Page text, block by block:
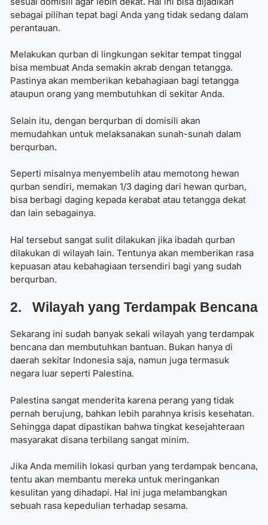
sebagai pilihan tepat bagi Anda yang tidak sedang dalam
perantauan.
Melakukan qurban di lingkungan sekitar tempat tinggal
bisa membuat Anda semakin akrab dengan tetangga.
Pastinya akan memberikan kebahagiaan bagi tetangga
ataupun orang yang membutuhkan di sekitar Anda.
Selain itu, dengan berqurban di domisili akan
memudahkan untuk melaksanakan sunah-sunah dalam
berqurban.
Seperti misalnya menyembelih atau memotong hewan
qurban sendiri, memakan 1/3 daging dari hewan qurban,
bisa berbagi daging kepada kerabat atau tetangga dekat
dan lain sebagainya.
Hal tersebut sangat sulit dilakukan jika ibadah qurban
dilakukan di wilayah lain. Tentunya akan memberikan rasa
kepuasan atau kebahagiaan tersendiri bagi yang sudah
berqurban.
2. Wilayah yang Terdampak Bencana
Sekarang ini sudah banyak sekali wilayah yang terdampak
bencana dan membutuhkan bantuan. Bukan hanya di
daerah sekitar Indonesia saja, namun juga termasuk
negara luar seperti Palestina.
Palestina sangat menderita karena perang yang tidak
pernah berujung, bahkan lebih parahnya krisis kesehatan.
Sehingga dapat dipastikan bahwa tingkat kesejahteraan
masyarakat disana terbilang sangat minim.
Jika Anda memilih lokasi qurban yang terdampak bencana,
tentu akan membantu mereka untuk meringankan
kesulitan yang dihadapi. Hal ini juga melambangkan
sebuah rasa kepedulian terhadap sesama.